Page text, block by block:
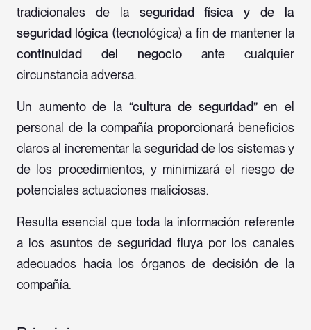
tradicionales de la seguridad física y de la
seguridad lógica (tecnológica) a fin de mantener la
continuidad del negocio ante cualquier
circunstancia adversa.
Un aumento de la “cultura de seguridad”en el
personal de la compañía proporcionará beneficios
claros al incrementar la seguridad de los sistemas y
de los procedimientos, y minimizará el riesgo de
potenciales actuaciones maliciosas.
Resulta esencial que toda la información referente
a los asuntos de seguridad fluya por los canales
adecuados hacia los órganos de decisión de la
compañía.